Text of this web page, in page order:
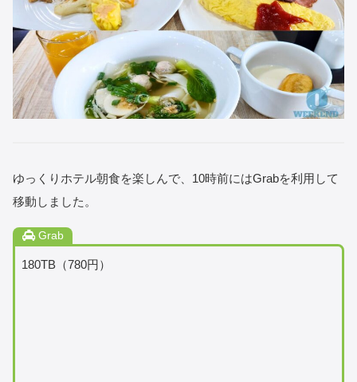
ゆっくりホテル朝食を楽しんで、10時前にはGrabを利用して
移動しました。
Grab
180TB（780円）